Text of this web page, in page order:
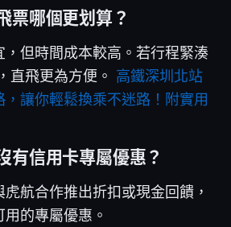
票哪個更划算？
，但時間成本較高。若行程緊湊
直飛更為方便。 高鐵深圳北站
讓你輕鬆換乘不迷路！附實用
有信用卡專屬優惠？
航合作推出折扣或現金回饋，
的專屬優惠。